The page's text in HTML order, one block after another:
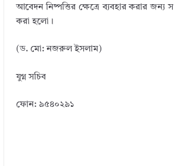
আবেদন নিষ্পত্তির ক্ষেত্রে ব্যবহার করার জন্য
করা হলো।
(ড. মো: নজরুল ইসলাম)
যুগ্ন সচিব
ফোন: ৯৫৪০২৯১